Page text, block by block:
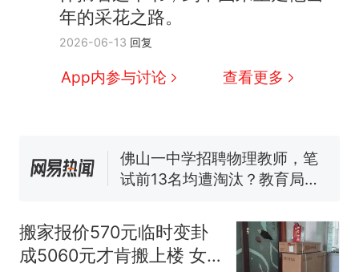
年的采花之路。
2026-06-13 回复
App内参与讨论 查看更多
因老师一句“跟我回家”改写了
人生
新 搬家报价570元，搬到楼下
眼了……
费大厨“全国小炒肉大王”称
已叫停招聘，成立调查组全面
核查
笔试第一被第二名传话劝弃考
官方通报
电力部门回应
热 那个在床头放菜刀的女孩，
搬家报价570元临时变卦
成5060元才肯搬上楼 女